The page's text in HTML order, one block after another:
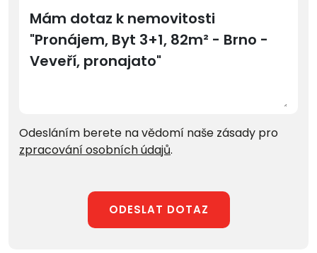
Odesláním berete na vědomí naše zásady pro
zpracování osobních údajů.
ODESLAT DOTAZ